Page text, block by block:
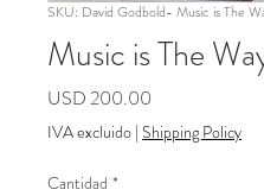
SKU: David Godbold- Music is The
Music is The
USD 200.00
IVA excluido | Shipping Policy
Cantidad *